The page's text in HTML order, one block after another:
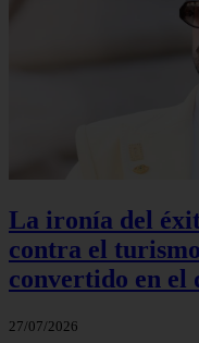
La ironía del
contra el
convertido en el
27/07/2026